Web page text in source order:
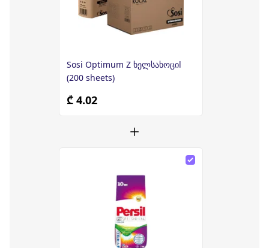
Sosi Optimum Z ხელსახოციl
(200 sheets)
₾ 4.02